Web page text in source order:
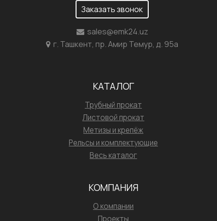
Заказать звонок
sales@emk24.uz
г. Ташкент, пр. Амир Темур, д. 95а
КАТАЛОГ
Трубный прокат
Листовой прокат
Метизы и крепёж
Рельсы и комплектующие
Весь каталог
КОМПАНИЯ
О компании
Проекты